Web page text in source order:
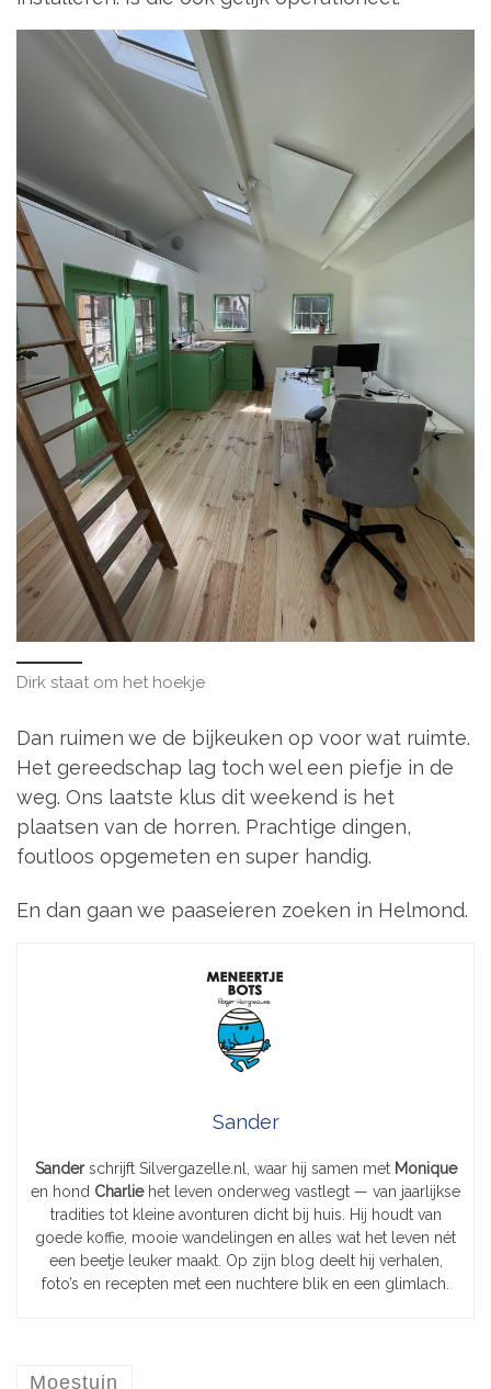
Dirk staat om het hoekje
Dan ruimen we de bijkeuken op voor wat ruimte.
Het gereedschap lag toch wel een piefje in de
weg. Ons laatste klus dit weekend is het
plaatsen van de horren. Prachtige dingen,
foutloos opgemeten en super handig.
En dan gaan we paaseieren zoeken in Helmond.
Sander
Sanderschrijft Silvergazelle.nl, waar hij samen met Monique
en hond Charliehet leven onderweg vastlegt — van jaarlijkse
tradities tot kleine avonturen dicht bij huis. Hij houdt van
goede koffie, mooie wandelingen en alles wat het leven nét
een beetje leuker maakt. Op zijn blog deelt hij verhalen,
foto’s en recepten met een nuchtere blik en een glimlach.
Moestuin